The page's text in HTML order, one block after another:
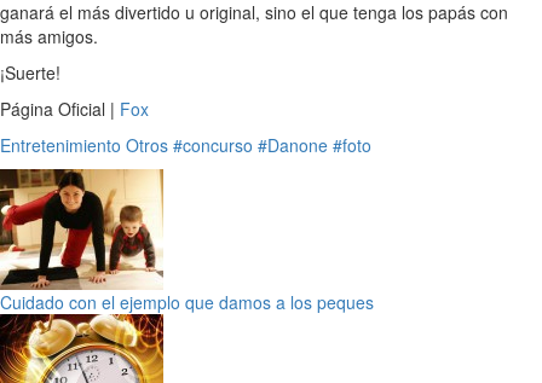
ganará el más divertido u original, sino el que tenga los papás con
más amigos.
¡Suerte!
Página Oficial | Fox
Entretenimiento Otros #concurso #Danone #foto
Cuidado con el ejemplo que damos a los peques